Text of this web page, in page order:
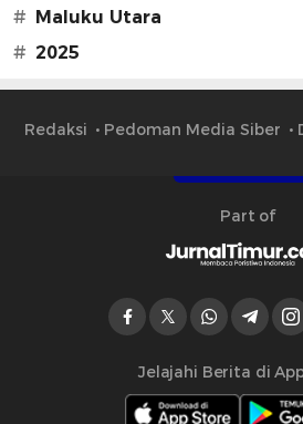
#
Maluku Utara
# 2025
Redaksi Pedoman Media Siber
Part of
Jelajahi Berita di